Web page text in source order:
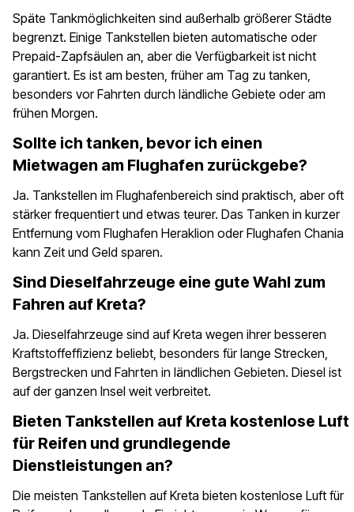
Späte Tankmöglichkeiten sind außerhalb größerer Städte
begrenzt. Einige Tankstellen bieten automatische oder
Prepaid-Zapfsäulen an, aber die Verfügbarkeit ist nicht
garantiert. Es ist am besten, früher am Tag zu tanken,
besonders vor Fahrten durch ländliche Gebiete oder am
frühen Morgen.
Sollte ich tanken, bevor ich einen
Mietwagen am Flughafen zurückgebe?
Ja. Tankstellen im Flughafenbereich sind praktisch, aber oft
stärker frequentiert und etwas teurer. Das Tanken in kurzer
Entfernung vom Flughafen Heraklion oder Flughafen Chania
kann Zeit und Geld sparen.
Sind Dieselfahrzeuge eine gute Wahl zum
Fahren auf Kreta?
Ja. Dieselfahrzeuge sind auf Kreta wegen ihrer besseren
Kraftstoffeffizienz beliebt, besonders für lange Strecken,
Bergstrecken und Fahrten in ländlichen Gebieten. Diesel ist
auf der ganzen Insel weit verbreitet.
Bieten Tankstellen auf Kreta kostenlose Luft
für Reifen und grundlegende
Dienstleistungen an?
Die meisten Tankstellen auf Kreta bieten kostenlose Luft für